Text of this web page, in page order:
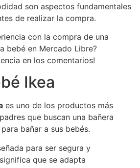
son aspectos fundamentales
de realizar la compra.
con la compra de una
bebé en Mercado Libre?
en los comentarios!
Ikea
es uno de los productos más
que buscan una bañera
bañar a sus bebés.
para ser segura y
que se adapta